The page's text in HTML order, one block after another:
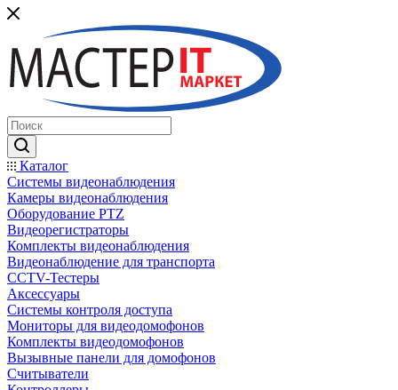
Каталог
Системы видеонаблюдения
Камеры видеонаблюдения
Оборудование PTZ
Видеорегистраторы
Комплекты видеонаблюдения
Видеонаблюдение для транспорта
CCTV-Тестеры
Аксессуары
Системы контроля доступа
Мониторы для видеодомофонов
Комплекты видеодомофонов
Вызывные панели для домофонов
Считыватели